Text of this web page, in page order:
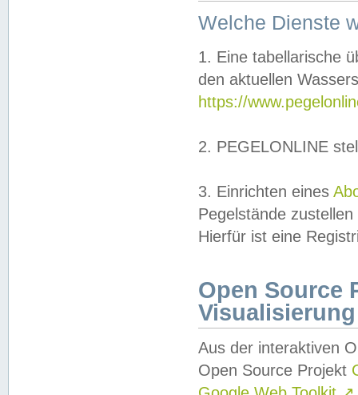
Welche Dienste
1. Eine tabellarische
den aktuellen
https://
2. PEGELONLINE
3. Einrichten eines
Pegelstände
Hierfür ist eine
Open Source
Visualisierung
Aus der interaktiven
Open Source Projekt